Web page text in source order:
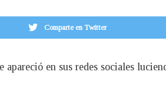
Comparte en Twitter
en sus redes sociales